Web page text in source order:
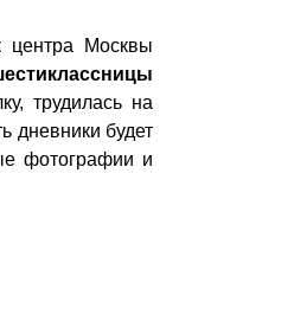
центра Москвы
трудилась на
дневники будет
фотографии и